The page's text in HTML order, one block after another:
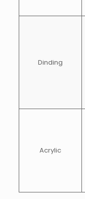
Dinding
Acrylic